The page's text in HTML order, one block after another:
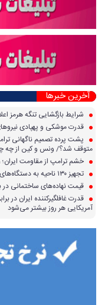
آخرین خبرها
شرایط بازگشایی تنگه هرمز
قدرت موشکی و پهپادی
پشت پرده تصمیم ناگهانی
متوقف شد؟/ ونس و کین از چه
خشم ترامپ از مقاومت
تجهیز ۱۳۰ ناحیه به دستگاه‌های صدور آنی کارت سوخت
قیمت نهاده‌های ساختمانی در
قدرت غافلگیرکننده ایران در
آمریکایی هر روز بیشتر می‌شود